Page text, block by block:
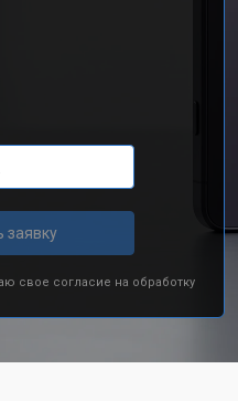
заявку
свое согласие на обработку